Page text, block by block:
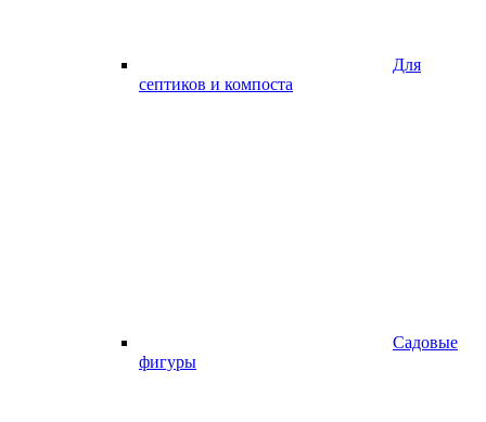
Для
септиков и компоста
Садовые
фигуры